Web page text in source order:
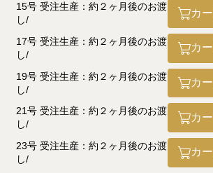
15号 受注生産：約２ヶ月後のお渡
し
カ
17号 受注生産：約２ヶ月後のお渡
し
カ
19号 受注生産：約２ヶ月後のお渡
し
カ
21号 受注生産：約２ヶ月後のお渡
し
カ
23号 受注生産：約２ヶ月後のお渡
し
カ